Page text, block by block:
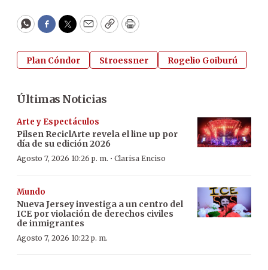
WhatsApp
Facebook
Twitter
EmailCopyPrint
Plan Cóndor Stroessner Rogelio Goiburú
Últimas Noticias
Arte y Espectáculos
Pilsen ReciclArte revela el line up por
día de su edición 2026
Agosto 7, 2026 10:26 p. m. · Clarisa Enciso
Mundo
Nueva Jersey investiga a un centro del
ICE por violación de derechos civiles
de inmigrantes
Agosto 7, 2026 10:22 p. m.